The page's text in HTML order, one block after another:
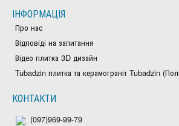
ІНФОРМАЦІЯ
Про нас
Відповіді на запитання
Відео плитка 3D дизайн
Tubadzin плитка та керамограніт Tubadzin
КОНТАКТИ
(097)969-99-79